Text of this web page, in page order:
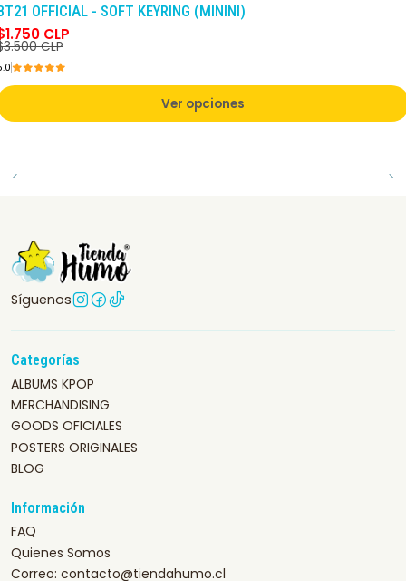
OFFICIAL - SOFT KEYRING (MININI)
CLP
CLP
Ver opciones
Síguenos
Categorías
ALBUMS KPOP
MERCHANDISING
GOODS OFICIALES
POSTERS ORIGINALES
BLOG
Información
FAQ
Quienes Somos
Correo: contacto@tiendahumo.cl